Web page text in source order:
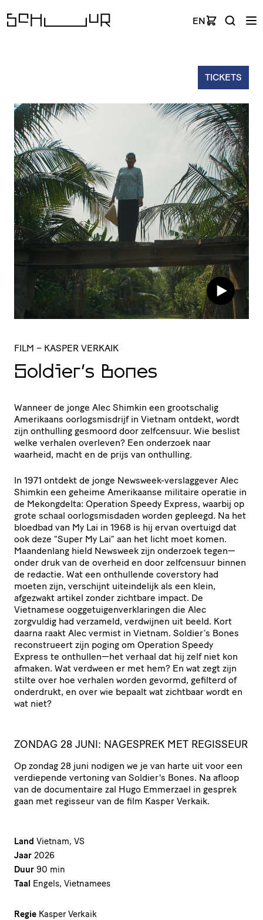
EN
TICKETS
FILM – KASPER VERKAIK
Soldier’s Bones
Wanneer de jonge Alec Shimkin een grootschalig
Amerikaans oorlogsmisdrijf in Vietnam ontdekt, wordt
zijn onthulling gesmoord door zelfcensuur. Wie beslist
welke verhalen overleven? Een onderzoek naar
waarheid, macht en de prijs van onthulling.
In 1971 ontdekt de jonge Newsweek-verslaggever Alec
Shimkin een geheime Amerikaanse militaire operatie in
de Mekongdelta: Operation Speedy Express, waarbij op
grote schaal oorlogsmisdaden worden gepleegd. Na het
bloedbad van My Lai in 1968 is hij ervan overtuigd dat
ook deze “Super My Lai” aan het licht moet komen.
Maandenlang hield Newsweek zijn onderzoek tegen—
onder druk van de overheid en door zelfcensuur binnen
de redactie. Wat een onthullende coverstory had
moeten zijn, verschijnt uiteindelijk als een klein,
afgezwakt artikel zonder zichtbare impact. De
Vietnamese ooggetuigenverklaringen die Alec
zorgvuldig had verzameld, verdwijnen uit beeld. Kort
daarna raakt Alec vermist in Vietnam. Soldier’s Bones
reconstrueert zijn poging om Operation Speedy
Express te onthullen—het verhaal dat hij zelf niet kon
afmaken. Wat verdween er met hem? En wat zegt zijn
stilte over hoe verhalen worden gevormd, gefilterd of
onderdrukt, en over wie bepaalt wat zichtbaar wordt en
wat niet?
ZONDAG 28 JUNI: NAGESPREK MET REGISSEUR
Op zondag 28 juni nodigen we je van harte uit voor een
verdiepende vertoning van Soldier's Bones. Na afloop
van de documentaire zal Hugo Emmerzael in gesprek
gaan met regisseur van de film Kasper Verkaik.
Land Vietnam, VS
Jaar 2026
Duur 90 min
Taal Engels, Vietnamees
Regie Kasper Verkaik